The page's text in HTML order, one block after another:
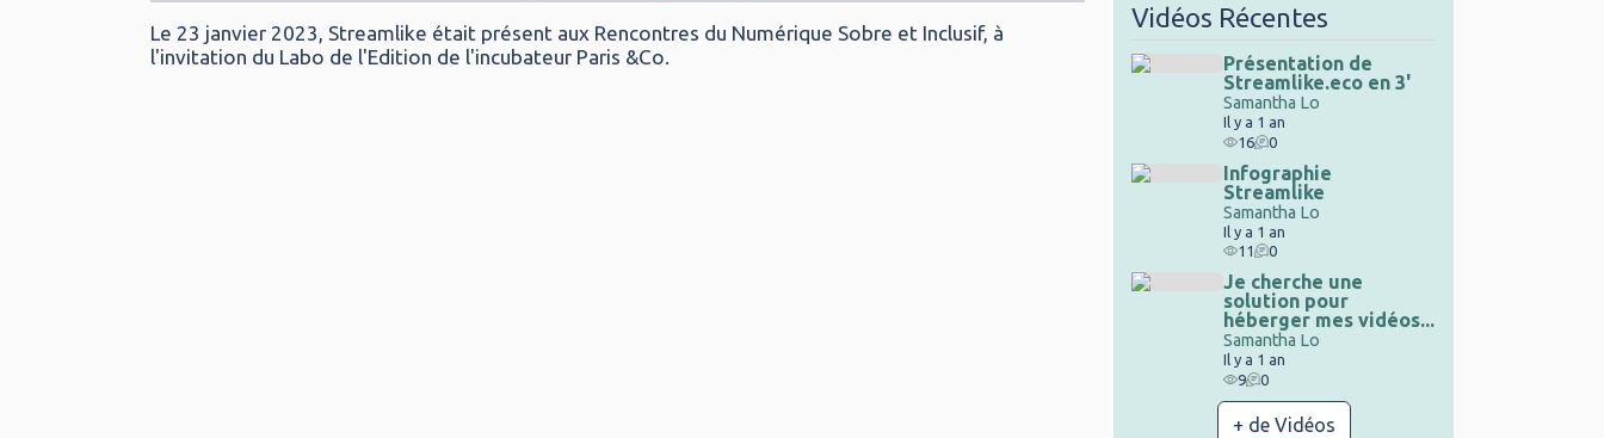
Le 23 janvier 2023, Streamlike était présent aux Rencontres du Numérique Sobre et Inclusif, à
l'invitation du Labo de l'Edition de l'incubateur Paris &Co.
Vidéos Récentes
Présentation de
Streamlike.eco en 3'
Samantha Lo
Il y a 1 an
16
0
Infographie
Streamlike
Samantha Lo
Il y a 1 an
11
0
Je cherche une
solution pour
héberger mes vidéos...
Samantha Lo
Il y a 1 an
9
0
+ de Vidéos